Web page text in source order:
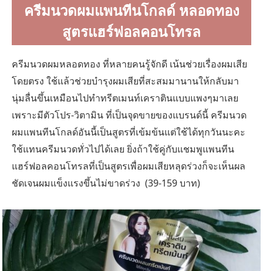
ครีมนวดผมแพนทีนโกลด์ หลอดทอง
สูตรแฮร์ฟอลคอนโทรล
ครีมนวดผมหลอดทอง ที่หลายคนรู้จักดี เน้นช่วยเรื่องผมเสีย
โดยตรง ใช้แล้วช่วยบำรุงผมเสียที่สะสมมานานให้กลับมา
นุ่มลื่นขึ้นเหมือนไปทำทรีตเมนท์เคราตินแบบแพงๆมาเลย
เพราะมีตัวโปร-วิตามิน ที่เป็นจุดขายของแบรนด์นี้ ครีมนวด
ผมแพนทีนโกลด์อันนี้เป็นสูตรที่เข้มข้นแต่ใช้ได้ทุกวันนะคะ
ใช้แทนครีมนวดทั่วไปได้เลย ยิ่งถ้าใช้คู่กับแชมพูแพนทีน
แฮร์ฟอลคอนโทรลที่เป็นสูตรเพื่อผมเสียหลุดร่วงก็จะเห็นผล
ชัดเจนผมแข็งแรงขึ้นไม่ขาดร่วง (39-159 บาท)